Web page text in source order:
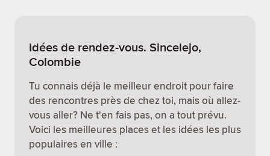
Idées de rendez-vous. Sincelejo,
Colombie
Tu connais déjà le meilleur endroit pour faire
des rencontres près de chez toi, mais où allez-
vous aller? Ne t'en fais pas, on a tout prévu.
Voici les meilleures places et les idées les plus
populaires en ville :